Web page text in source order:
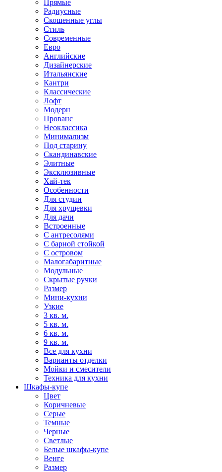
Прямые
Радиусные
Скошенные углы
Стиль
Современные
Евро
Английские
Дизайнерские
Итальянские
Кантри
Классические
Лофт
Модерн
Прованс
Неоклассика
Минимализм
Под старину
Скандинавские
Элитные
Эксклюзивные
Хай-тек
Особенности
Для студии
Для хрущевки
Для дачи
Встроенные
С антресолями
С барной стойкой
С островом
Малогабаритные
Модульные
Скрытые ручки
Размер
Мини-кухни
Узкие
3 кв. м.
5 кв. м.
6 кв. м.
9 кв. м.
Все для кухни
Варианты отделки
Мойки и смесители
Техника для кухни
Шкафы-купе
Цвет
Коричневые
Серые
Темные
Черные
Светлые
Белые шкафы-купе
Венге
Размер